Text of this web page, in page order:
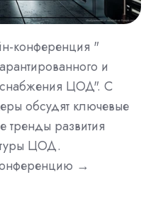
конференция "
и
ЦОД". С
обсудят ключевые
тренды развития
ЦОД.
→